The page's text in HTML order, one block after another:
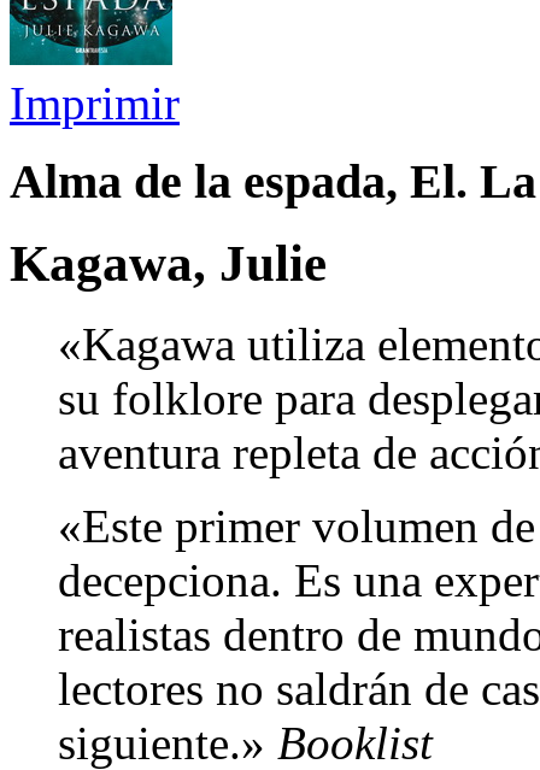
Imprimir
Alma de la espada, El.
Kagawa, Julie
«Kagawa utiliza
su folklore para
aventura repleta de
«Este primer volumen
decepciona. Es una
realistas dentro de
lectores no saldrán de
siguiente.» Booklist